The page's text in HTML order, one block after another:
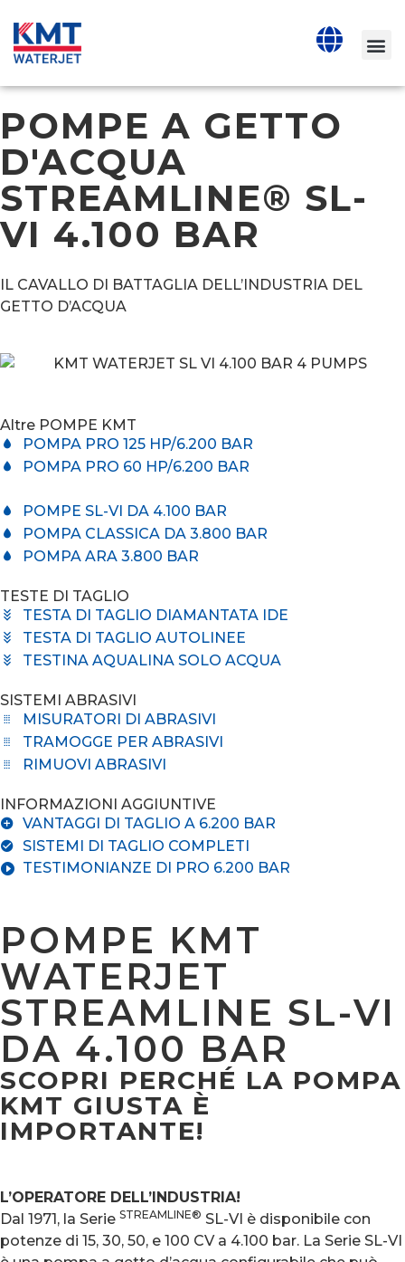
POMPE A GETTO
D'ACQUA
STREAMLINE® SL-
VI 4.100 BAR
IL CAVALLO DI BATTAGLIA DELL’INDUSTRIA DEL
GETTO D’ACQUA
Altre POMPE KMT
POMPA PRO 125 HP/6.200 BAR
POMPA PRO 60 HP/6.200 BAR
POMPE SL-VI DA 4.100 BAR
POMPA CLASSICA DA 3.800 BAR
POMPA ARA 3.800 BAR
TESTE DI TAGLIO
TESTA DI TAGLIO DIAMANTATA IDE
TESTA DI TAGLIO AUTOLINEE
TESTINA AQUALINA SOLO ACQUA
SISTEMI ABRASIVI
MISURATORI DI ABRASIVI
TRAMOGGE PER ABRASIVI
RIMUOVI ABRASIVI
INFORMAZIONI AGGIUNTIVE
VANTAGGI DI TAGLIO A 6.200 BAR
SISTEMI DI TAGLIO COMPLETI
TESTIMONIANZE DI PRO 6.200 BAR
POMPE KMT
WATERJET
STREAMLINE SL-VI
DA 4.100 BAR
SCOPRI PERCHÉ LA POMPA
KMT GIUSTA È
IMPORTANTE!
L’OPERATORE DELL’INDUSTRIA!
Dal 1971, la Serie STREAMLINE® SL-VI è disponibile con
potenze di 15, 30, 50, e 100 CV a 4.100 bar. La Serie SL-VI